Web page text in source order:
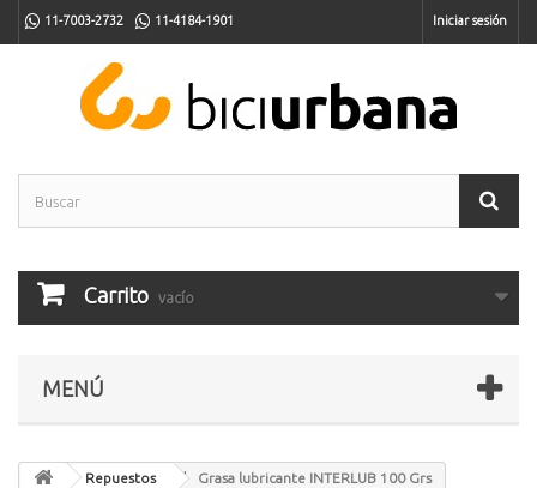
11-7003-2732 11-4184-1901 Iniciar sesión
Carrito vacío
MENÚ
Repuestos Grasa lubricante INTERLUB 100 Grs